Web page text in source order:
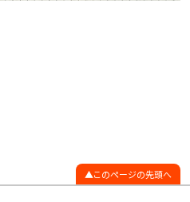
このページの先頭へ